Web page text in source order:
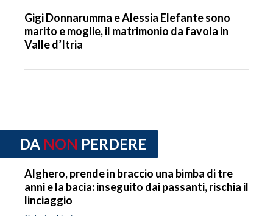
Gigi Donnarumma e Alessia Elefante sono
marito e moglie, il matrimonio da favola in
Valle d’Itria
DA NON PERDERE
Alghero, prende in braccio una bimba di tre
anni e la bacia: inseguito dai passanti, rischia il
linciaggio